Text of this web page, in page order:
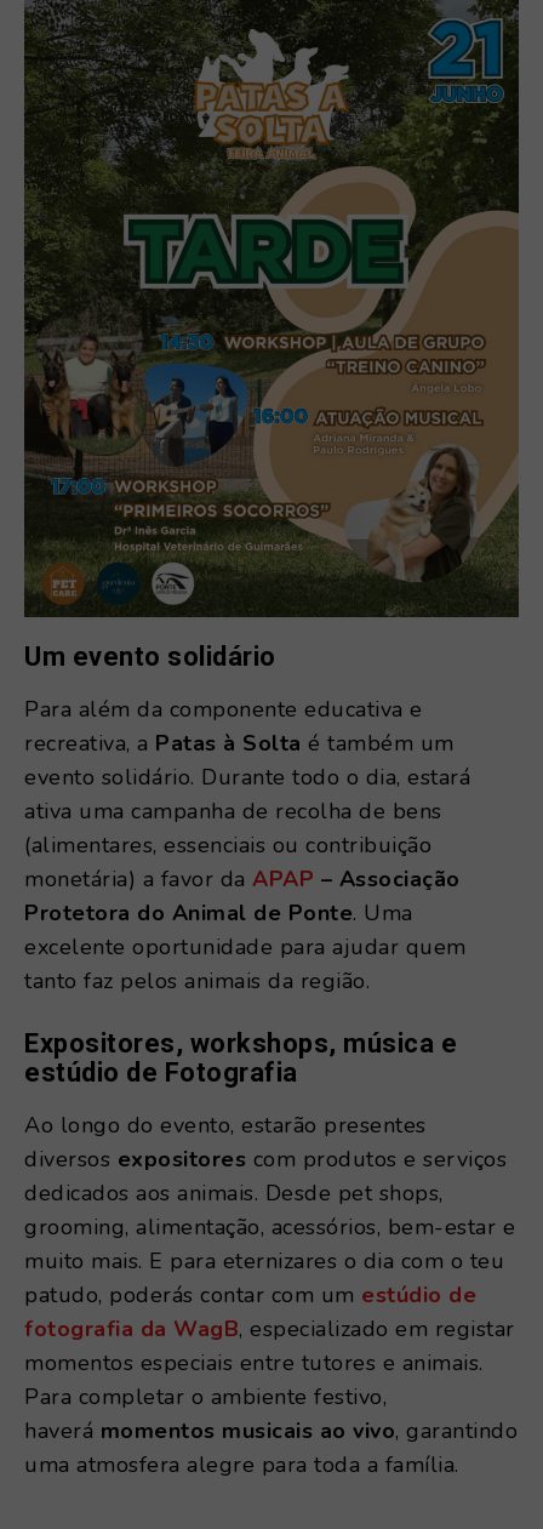
Um evento solidário
Para além da componente educativa e
recreativa, a Patas à Solta é também um
evento solidário. Durante todo o dia, estará
ativa uma campanha de recolha de bens
(alimentares, essenciais ou contribuição
monetária) a favor da APAP – Associação
Protetora do Animal de Ponte. Uma
excelente oportunidade para ajudar quem
tanto faz pelos animais da região.
Expositores, workshops, música e
estúdio de Fotografia
Ao longo do evento, estarão presentes
diversos expositores com produtos e serviços
dedicados aos animais. Desde pet shops,
grooming, alimentação, acessórios, bem-estar e
muito mais. E para eternizares o dia com o teu
patudo, poderás contar com um estúdio de
fotografia da WagB, especializado em registar
momentos especiais entre tutores e animais.
Para completar o ambiente festivo,
haverá momentos musicais ao vivo, garantindo
uma atmosfera alegre para toda a família.